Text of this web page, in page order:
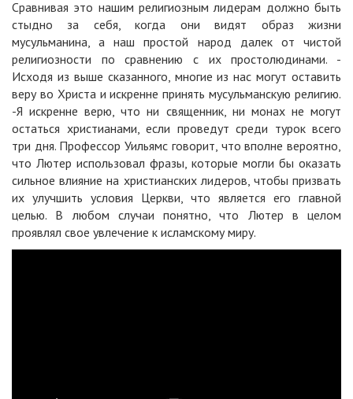
Сравнивая это нашим религиозным лидерам должно быть
стыдно за себя, когда они видят образ жизни
мусульманина, а наш простой народ далек от чистой
религиозности по сравнению с их простолюдинами. -
Исходя из выше сказанного, многие из нас могут оставить
веру во Христа и искренне принять мусульманскую религию.
-Я искренне верю, что ни священник, ни монах не могут
остаться христианами, если проведут среди турок всего
три дня. Профессор Уильямс говорит, что вполне вероятно,
что Лютер использовал фразы, которые могли бы оказать
сильное влияние на христианских лидеров, чтобы призвать
их улучшить условия Церкви, что является его главной
целью. В любом случаи понятно, что Лютер в целом
проявлял свое увлечение к исламскому миру.